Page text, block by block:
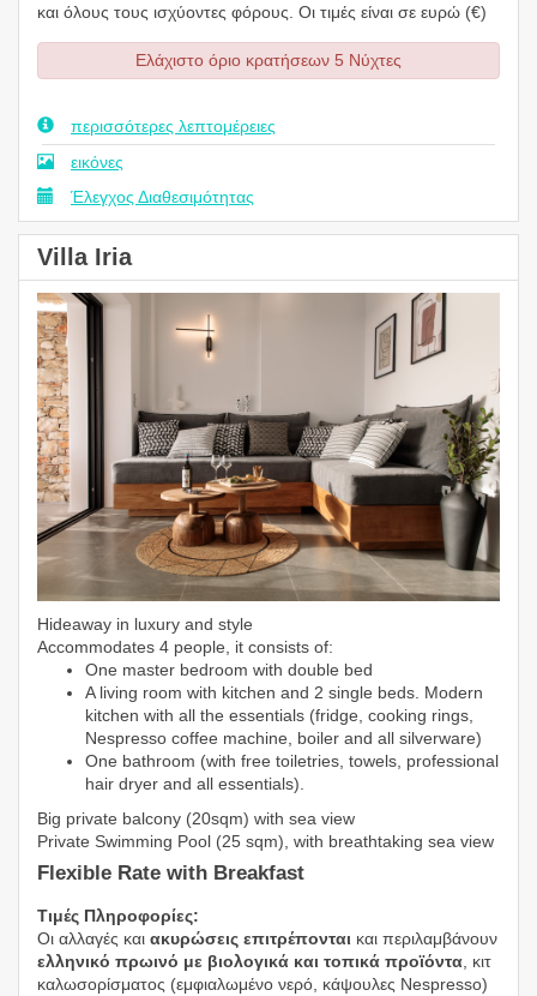
και όλους τους ισχύοντες φόρους. Οι τιμές είναι σε ευρώ (€)
Ελάχιστο όριο κρατήσεων 5 Νύχτες
περισσότερες λεπτομέρειες
εικόνες
Έλεγχος Διαθεσιμότητας
Villa Iria
Hideaway in luxury and style
Accommodates 4 people, it consists of:
One master bedroom with double bed
A living room with kitchen and 2 single beds. Modern
kitchen with all the essentials (fridge, cooking rings,
Nespresso coffee machine, boiler and all silverware)
One bathroom (with free toiletries, towels, professional
hair dryer and all essentials).
Big private balcony (20sqm) with sea view
Private Swimming Pool (25 sqm), with breathtaking sea view
Flexible Rate with Breakfast
Τιμές Πληροφορίες:
Οι αλλαγές και ακυρώσεις επιτρέπονται και περιλαμβάνουν
ελληνικό πρωινό με βιολογικά και τοπικά προϊόντα , κιτ
καλωσορίσματος (εμφιαλωμένο νερό, κάψουλες Nespresso)